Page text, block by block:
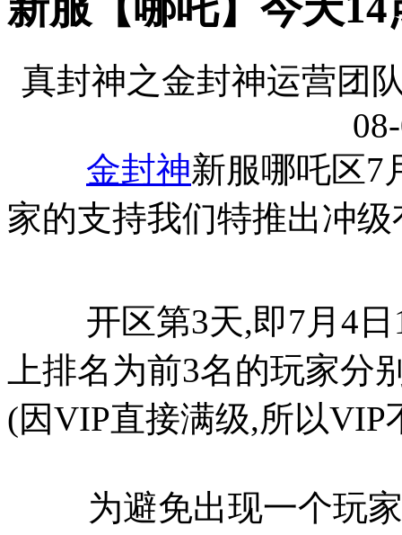
真封神之金封神运营团
金封神新服哪吒区7
家的支持我们特推出冲
开区第3天,即7月4日
上排名为前3名的玩家分
(因VIP直接满级,所以VIP
为避免出现一个玩家